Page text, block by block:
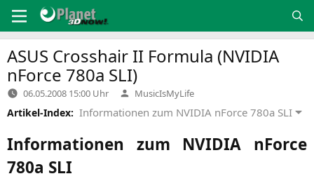
Inhalt
springen
ASUS Crosshair II Formula (NVIDIA
nForce 780a SLI)
06.05.2008 15:00 Uhr Verfasst
von
MusicIsMyLife
Artikel-Index: Informationen zum NVIDIA nForce 780a SLI
Informationen zum NVIDIA nForce
780a SLI